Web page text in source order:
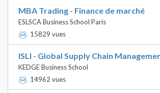
MBA Trading - Finance de marché
ESLSCA Business School Paris
15829 vues
ISLI - Global Supply Chain
KEDGE Business School
14962 vues